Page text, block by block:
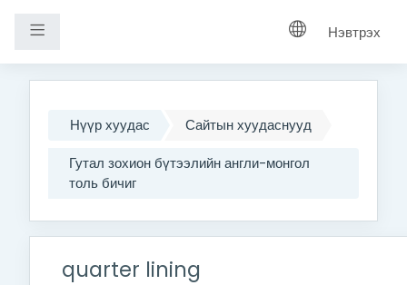
Хажуугийн самбар Нэвтрэх
Нүүр хуудас
Сайтын хуудаснууд
Гутал зохион бүтээлийн англи-монгол
толь бичиг
quarter lining